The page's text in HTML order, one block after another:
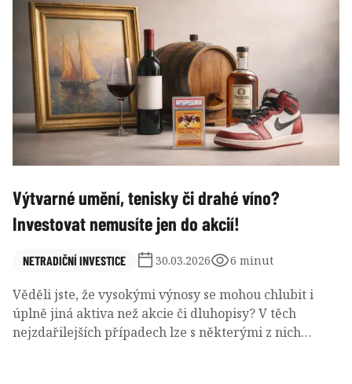
ti, kteří zvolili cestu kapitálového trhu, mohli svou
počáteční investici zhodnotit o stovky, ba i tisíce
procent. Jak by vypadaly jednotlivé scénáře v případě
investic do firem jako ČEZ, Apple či Microsoft?
Výtvarné umění, tenisky či drahé víno?
Investovat nemusíte jen do akcií!
NETRADIČNÍ INVESTICE 30.03.2026 6 minut
Věděli jste, že vysokými výnosy se mohou chlubit i
úplně jiná aktiva než akcie či dluhopisy? V těch
nejzdařilejších případech lze s některými z nich